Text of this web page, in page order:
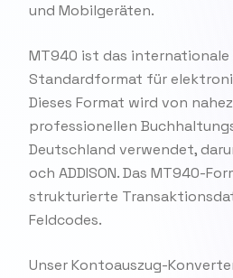
und Mobilgeräten.
MT940 ist das internationale
Standardformat für
Dieses Format wird von
professionellen
Deutschland verwendet,
och ADDISON. Das MT940-
strukturierte
Feldcodes.
Unser Kontoauszug-